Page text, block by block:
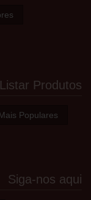
Listar Produtos
Populares
Siga-nos aqui